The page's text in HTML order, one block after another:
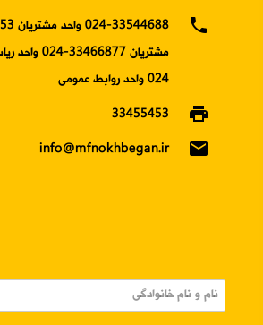
phone
024 واحد روابط عمومی
print
33455453
email
info@mfnokhbegan.ir